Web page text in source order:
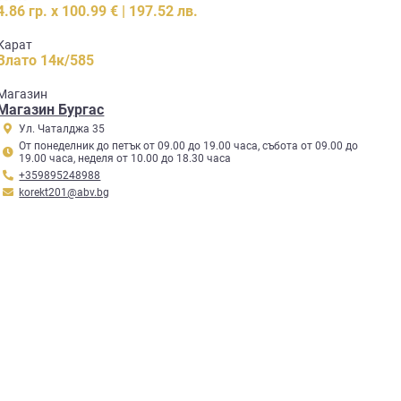
гр. x 100.99 € | 197.52 лв.
14к/585
Бургас
Ул. Чаталджа 35
От понеделник до петък от 09.00 до 19.00 часа, събота от 09.00 до
19.00 часа, неделя от 10.00 до 18.30 часа
+359895248988
korekt201@abv.bg